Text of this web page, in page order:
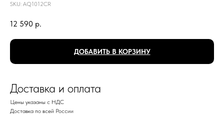
SKU: AQ1012CR
12 590 р.
ДОБАВИТЬ В КОРЗИНУ
Доставка и оплата
Цены указаны с НДС
Доставка по всей России